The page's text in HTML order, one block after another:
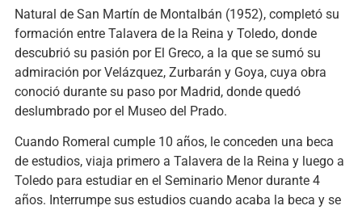
Natural de San Martín de Montalbán (1952), completó su
formación entre Talavera de la Reina y Toledo, donde
descubrió su pasión por El Greco, a la que se sumó su
admiración por Velázquez, Zurbarán y Goya, cuya obra
conoció durante su paso por Madrid, donde quedó
deslumbrado por el Museo del Prado.
Cuando Romeral cumple 10 años, le conceden una beca
de estudios, viaja primero a Talavera de la Reina y luego a
Toledo para estudiar en el Seminario Menor durante 4
años. Interrumpe sus estudios cuando acaba la beca y se